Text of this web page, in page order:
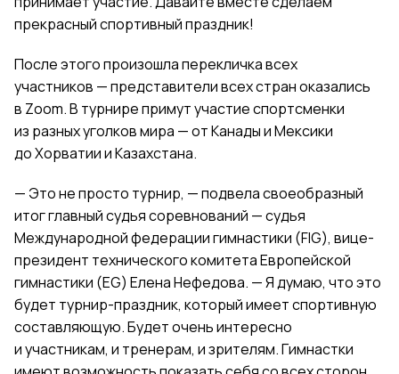
прекрасный спортивный праздник!
После этого произошла перекличка всех
участников — представители всех стран оказались
в Zoom.В турнире примут участие спортсменки
из разных уголков мира — от Канады и Мексики
до Хорватии и Казахстана.
— Это не просто турнир, — подвела своеобразный
итог главный судья соревнований — судья
Международной федерации гимнастики (FIG), вице-
президент технического комитета Европейской
гимнастики (EG) Елена Нефедова. — Я думаю, что это
будет турнир-праздник, который имеет спортивную
составляющую. Будет очень интересно
и участникам, и тренерам, и зрителям. Гимнастки